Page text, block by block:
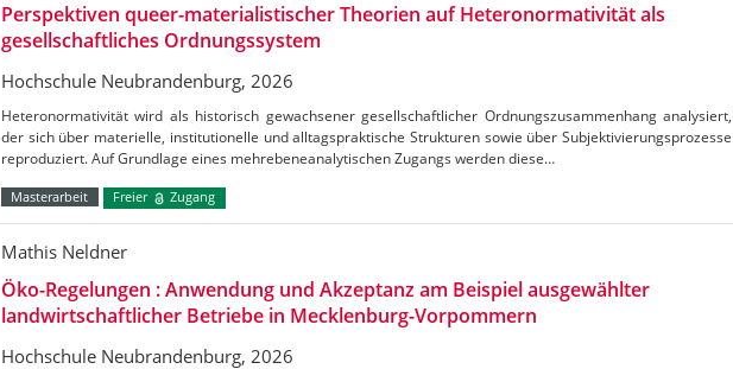
Perspektiven queer-materialistischer Theorien auf Heteronormativität als
gesellschaftliches Ordnungssystem
Hochschule Neubrandenburg, 2026
Heteronormativität wird als historisch gewachsener gesellschaftlicher Ordnungszusammenhang analysiert,
der sich über materielle, institutionelle und alltagspraktische Strukturen sowie über Subjektivierungsprozesse
reproduziert. Auf Grundlage eines mehrebeneanalytischen Zugangs werden diese…
Masterarbeit Freier Zugang
Mathis Neldner
Öko-Regelungen : Anwendung und Akzeptanz am Beispiel ausgewählter
landwirtschaftlicher Betriebe in Mecklenburg-Vorpommern
Hochschule Neubrandenburg, 2026